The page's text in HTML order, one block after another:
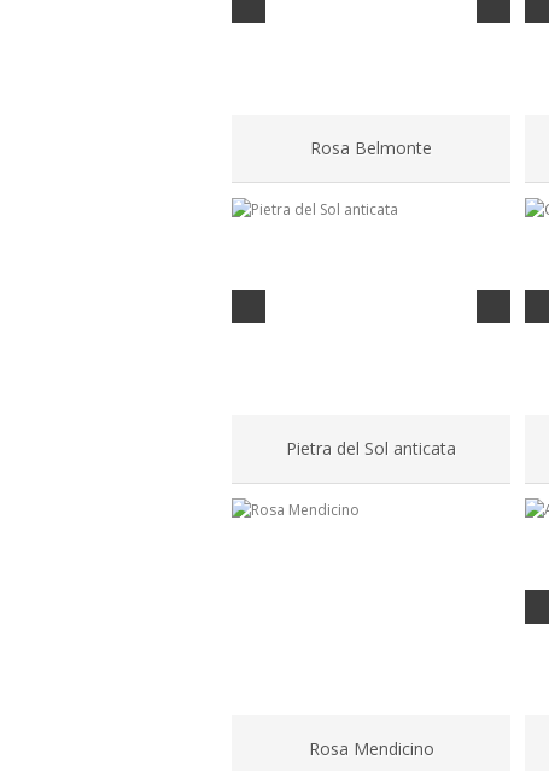
Rosa Belmonte
Pietra del Sol anticata
Rosa Mendicino